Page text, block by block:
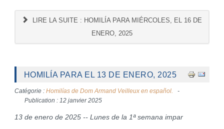
LIRE LA SUITE : HOMILÍA PARA MIÉRCOLES, EL 16 DE
ENERO, 2025
HOMILÍA PARA EL 13 DE ENERO, 2025
Catégorie : Homilías de Dom Armand Veilleux en español.
Publication : 12 janvier 2025
13 de enero de 2025 -- Lunes de la 1ª semana impar